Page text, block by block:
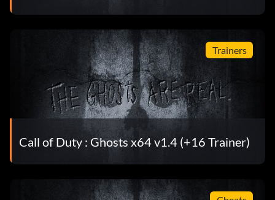
Trainers
Call of Duty : Ghosts x64 v1.4 (+16 Trainer)